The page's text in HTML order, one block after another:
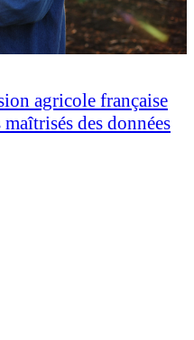
agricole française
des données